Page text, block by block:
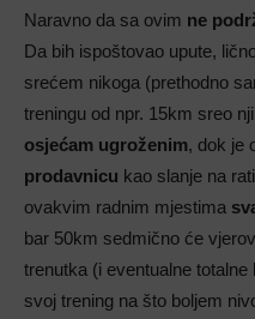
Naravno da sa ovim ne
Da bih ispoštovao upute,
srećem nikoga (prethodno
treningu od npr. 15km sreo
osjećam ugroženim, dok je
prodavnicu kao slanje na
ovakvim radnim mjestima
bar 50km sedmično će
trenutka (i eventualne totalne
svoj trening na što boljem